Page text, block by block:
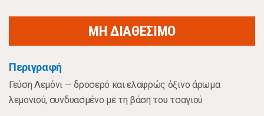
ΜΗ ΔΙΑΘΕΣΙΜΟ
Περιγραφή
Γεύση Λεμόνι — δροσερό και ελαφρώς όξινο άρωμα
λεμονιού, συνδυασμένο με τη βάση του τσαγιού